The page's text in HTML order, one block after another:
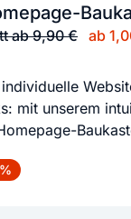
ab 9,90 € ab
mit unserem